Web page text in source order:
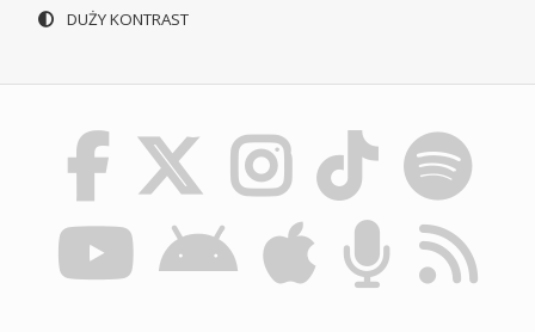
DUŻY KONTRAST